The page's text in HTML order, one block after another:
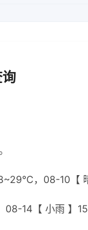
，08-10【
14【 小雨 】